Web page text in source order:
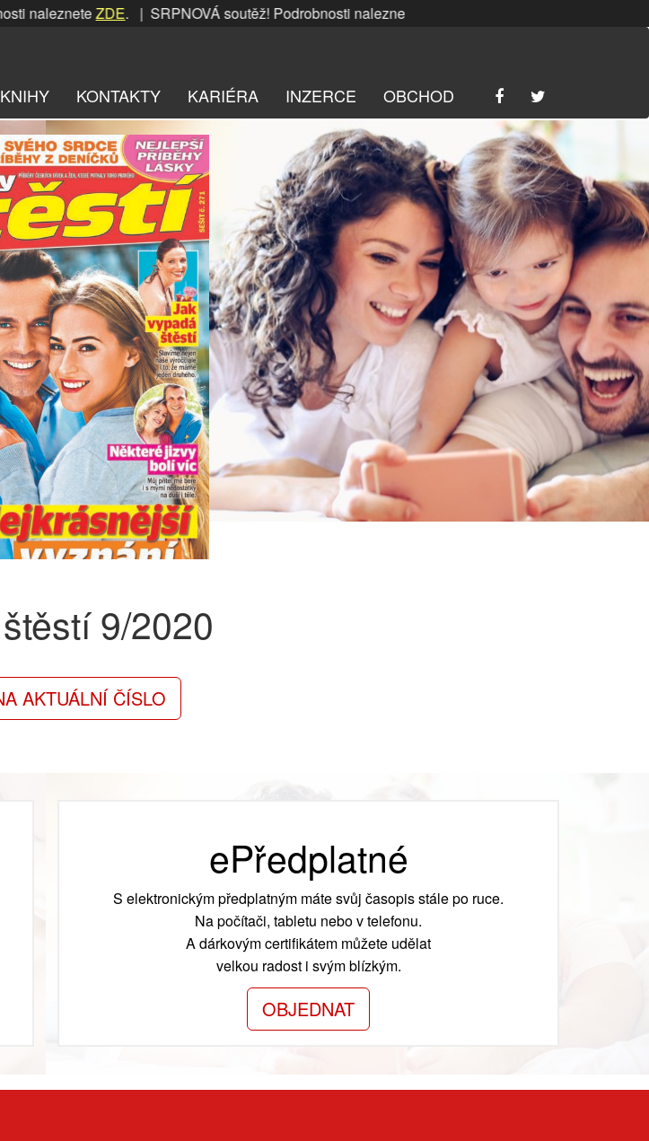
ZDE. | SRPNOVÁ soutěž! Podrobnosti nalezneteZDE. | SRPNOVÁ soutěž! Podrobnosti
KNIHY KONTAKTY KARIÉRA INZERCE OBCHOD
9/2020
AKTUÁLNÍ ČÍSLO
ePředplatné
S elektronickým předplatným máte svůj časopis stále po ruce.
Na počítači, tabletu nebo v telefonu.
A dárkovým certifikátem můžete udělat
velkou radost i svým blízkým.
OBJEDNAT